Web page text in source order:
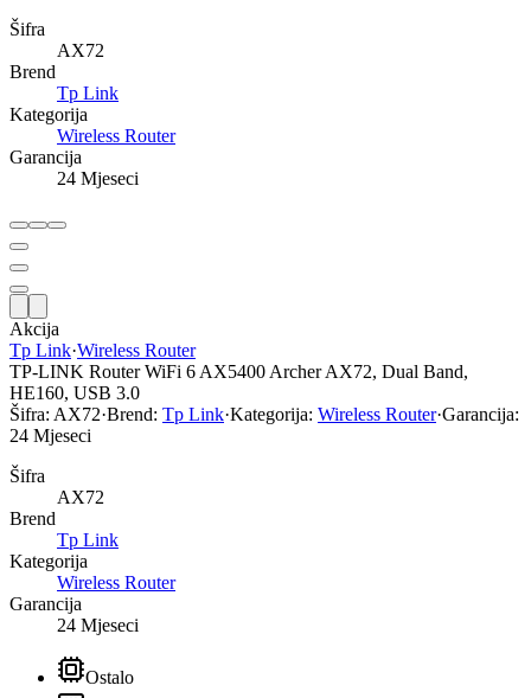
Šifra
AX72
Brend
Tp Link
Kategorija
Wireless Router
Garancija
24 Mjeseci
Akcija
Tp Link·Wireless Router
TP-LINK Router WiFi 6 AX5400 Archer AX72, Dual Band,
HE160, USB 3.0
Šifra: AX72·Brend: Tp Link·Kategorija: Wireless Router·Garancija:
24 Mjeseci
Šifra
AX72
Brend
Tp Link
Kategorija
Wireless Router
Garancija
24 Mjeseci
Ostalo